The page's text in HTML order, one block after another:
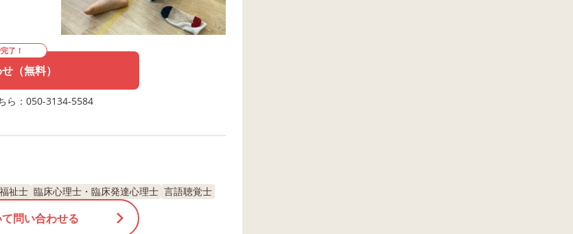
了！
（無料）
ら：050-3134-5584
祉士 臨床心理士・臨床発達心理士 言語聴覚士
問い合わせる